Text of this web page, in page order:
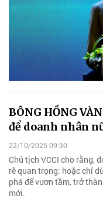
BÔNG HỒNG
để doanh nhân
22/10/2025 09:30
Chủ tịch VCCI cho rằng,
rẽ quan trọng: hoặc chỉ
phá để vươn tầm, trở
mới.